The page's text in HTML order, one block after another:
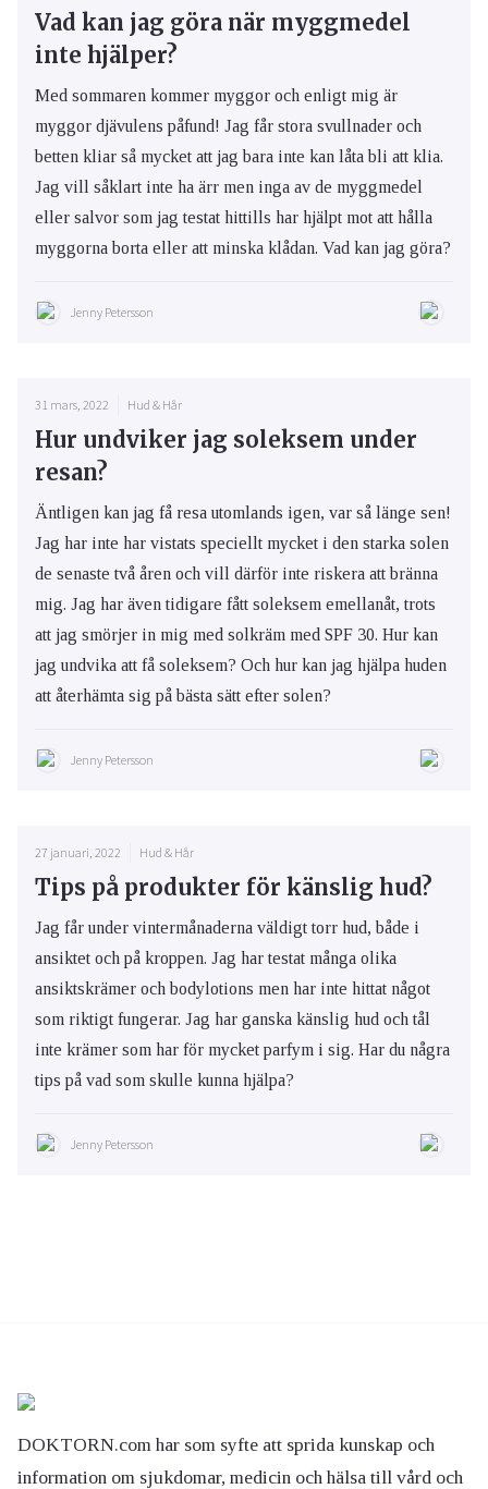
Vad kan jag göra när myggmedel
inte hjälper?
Med sommaren kommer myggor och enligt mig är
myggor djävulens påfund! Jag får stora svullnader och
betten kliar så mycket att jag bara inte kan låta bli att klia.
Jag vill såklart inte ha ärr men inga av de myggmedel
eller salvor som jag testat hittills har hjälpt mot att hålla
myggorna borta eller att minska klådan. Vad kan jag göra?
Jenny Petersson
31 mars, 2022 Hud & Hår
Hur undviker jag soleksem under
resan?
Äntligen kan jag få resa utomlands igen, var så länge sen!
Jag har inte har vistats speciellt mycket i den starka solen
de senaste två åren och vill därför inte riskera att bränna
mig. Jag har även tidigare fått soleksem emellanåt, trots
att jag smörjer in mig med solkräm med SPF 30. Hur kan
jag undvika att få soleksem? Och hur kan jag hjälpa huden
att återhämta sig på bästa sätt efter solen?
Jenny Petersson
27 januari, 2022 Hud & Hår
Tips på produkter för känslig hud?
Jag får under vintermånaderna väldigt torr hud, både i
ansiktet och på kroppen. Jag har testat många olika
ansiktskrämer och bodylotions men har inte hittat något
som riktigt fungerar. Jag har ganska känslig hud och tål
inte krämer som har för mycket parfym i sig. Har du några
tips på vad som skulle kunna hjälpa?
Jenny Petersson
DOKTORN.com har som syfte att sprida kunskap och
information om sjukdomar, medicin och hälsa till vård och